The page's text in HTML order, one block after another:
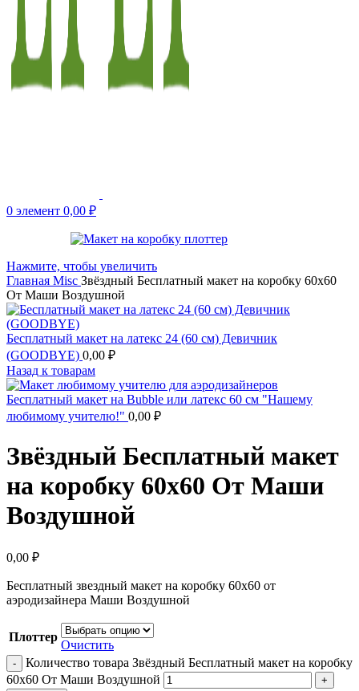
0 элемент 0,00 ₽
Нажмите, чтобы увеличить
Главная Misc Звёздный Бесплатный макет на коробку 60х60
От Маши Воздушной
Бесплатный макет на латекс 24 (60 см) Девичник
(GOODBYE) 0,00 ₽
Назад к товарам
Бесплатный макет на Bubble или латекс 60 см "Нашему
любимому учителю!" 0,00 ₽
Звёздный Бесплатный макет
на коробку 60х60 От Маши
Воздушной
0,00 ₽
Бесплатный звездный макет на коробку 60х60 от
аэродизайнера Маши Воздушной
Плоттер
Очистить
Количество товара Звёздный Бесплатный макет на коробку
60х60 От Маши Воздушной